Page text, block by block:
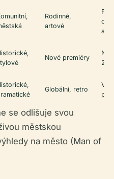
Rodinné,
artové
akcí
Nové premiéry
20.
Globální, retro
se odlišuje svou
městskou
na město (Man of